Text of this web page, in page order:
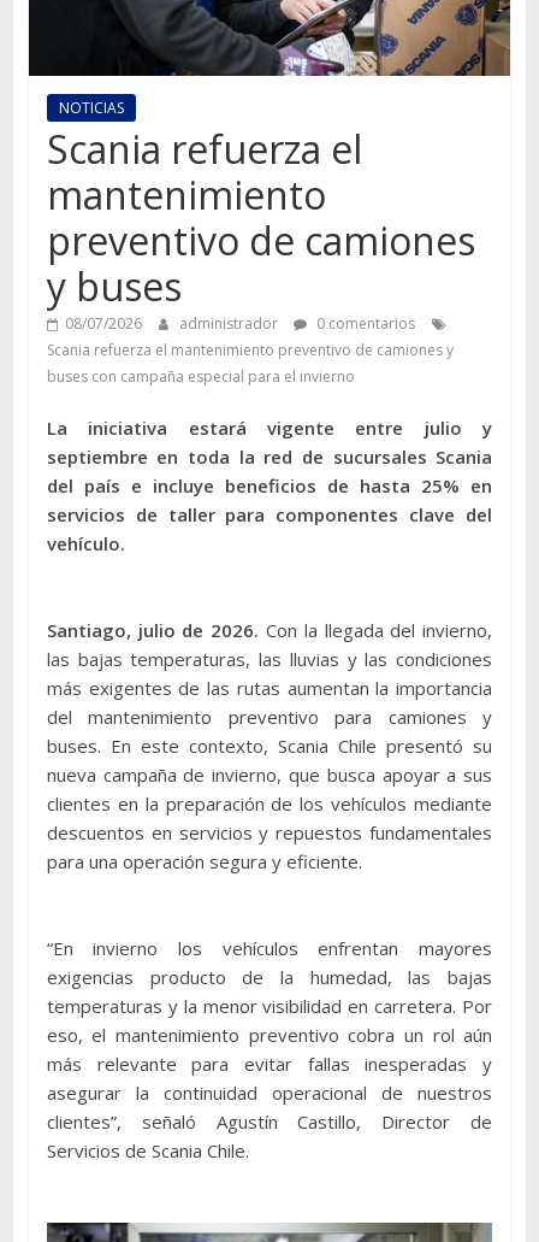
transporte
NOTICIAS
Scania refuerza el
mantenimiento
preventivo de camiones
y buses
08/07/2026 administrador
0 comentarios
Scania refuerza el mantenimiento preventivo de camiones y
buses con campaña especial para el invierno
La iniciativa estará vigente entre julio y
septiembre en toda la red de sucursales Scania
del país e incluye beneficios de hasta 25% en
servicios de taller para componentes clave del
vehículo.
Santiago, julio de 2026. Con la llegada del invierno,
las bajas temperaturas, las lluvias y las condiciones
más exigentes de las rutas aumentan la importancia
del mantenimiento preventivo para camiones y
buses. En este contexto, Scania Chile presentó su
nueva campaña de invierno, que busca apoyar a sus
clientes en la preparación de los vehículos mediante
descuentos en servicios y repuestos fundamentales
para una operación segura y eficiente.
“En invierno los vehículos enfrentan mayores
exigencias producto de la humedad, las bajas
temperaturas y la menor visibilidad en carretera. Por
eso, el mantenimiento preventivo cobra un rol aún
más relevante para evitar fallas inesperadas y
asegurar la continuidad operacional de nuestros
clientes”, señaló Agustín Castillo, Director de
Servicios de Scania Chile.